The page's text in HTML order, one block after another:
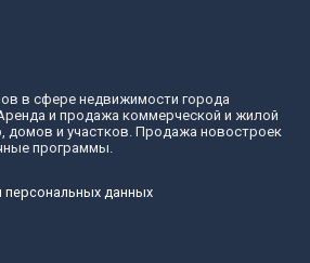
в сфере недвижимости города
и продажа коммерческой и жилой
домов и участков. Продажа новостроек
программы.
персональных данных